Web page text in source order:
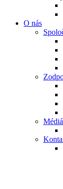
O nás
Médiá